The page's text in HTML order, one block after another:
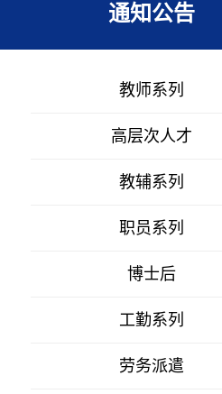
通知公告
教师系列
高层次人才
教辅系列
职员系列
博士后
工勤系列
劳务派遣